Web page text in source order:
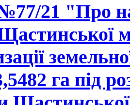
21 "Про
га під